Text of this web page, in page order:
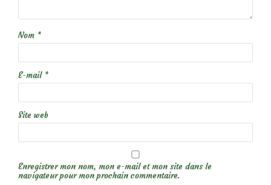
Nom *
E-mail *
Site web
Enregistrer mon nom, mon e-mail et mon site dans le
navigateur pour mon prochain commentaire.